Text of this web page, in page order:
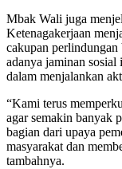
Mbak Wali juga
Ketenagakerjaan
cakupan
adanya jaminan sosial
dalam menjalankan
“Kami terus
agar semakin banyak
bagian dari upaya
masyarakat dan
tambahnya.